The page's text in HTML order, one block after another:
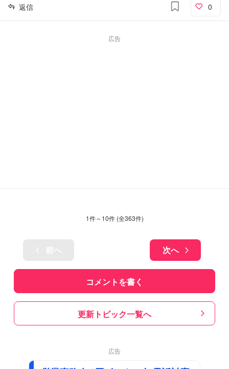
返信 0
広告
1件～10件 (全363件)
次へ
コメントを書く
更新トピック一覧へ
広告